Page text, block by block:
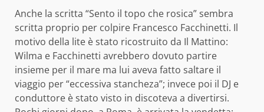
Anche la scritta “Sento il topo che rosica” sembra
scritta proprio per colpire Francesco Facchinetti. Il
motivo della lite è stato ricostruito da Il Mattino:
Wilma e Facchinetti avrebbero dovuto partire
insieme per il mare ma lui aveva fatto saltare il
viaggio per “eccessiva stancheza”; invece poi il DJ e
conduttore è stato visto in discoteva a divertirsi.